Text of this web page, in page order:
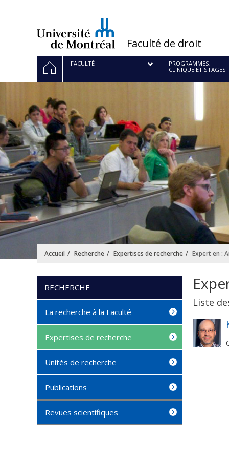
/Faculté de droit
Navigation
principale
ACCUEILFACULTÉ
PROGRAMMES,
CLINIQUE ET STAGES
Accueil Recherche Expertises de recherche Expert en :
Liste
RECHERCHE
La recherche à la Faculté
Expertises de recherche
Unités de recherche
Publications
Revues scientifiques